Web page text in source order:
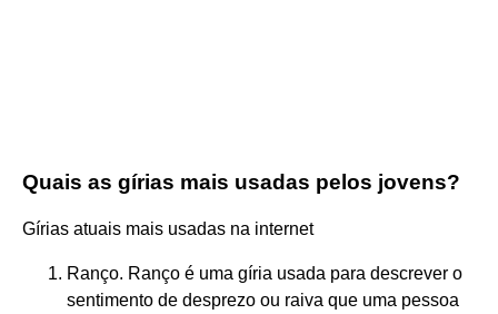
Quais as gírias mais usadas pelos jovens?
Gírias atuais mais usadas na internet
Ranço. Ranço é uma gíria usada para descrever o
sentimento de desprezo ou raiva que uma pessoa